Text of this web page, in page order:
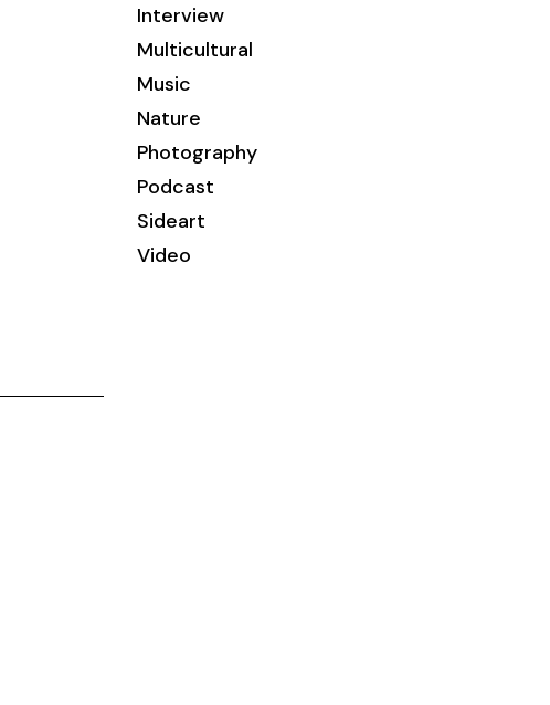
Interview
Multicultural
Music
Nature
Photography
Podcast
Sideart
Video